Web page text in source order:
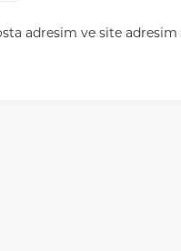
adresim ve site adresim